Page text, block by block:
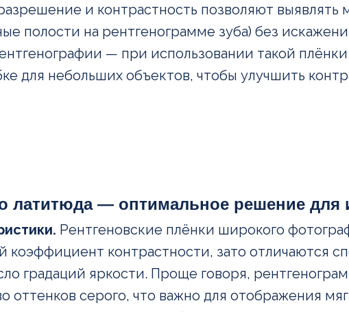
и контрастность позволяют
полости на рентгенограмме зуба) без
— при использовании такой
для небольших объектов, чтобы улучшить
латитюда — оптимальное решение для
Рентгеновские плёнки широкого
коэффициент контрастности, зато отличаются
градаций яркости. Проще говоря,
оттенков серого, что важно для отображения